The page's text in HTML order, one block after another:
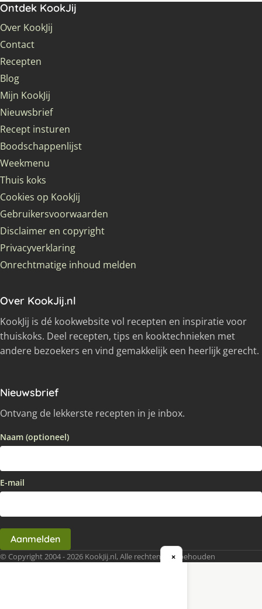
Ontdek KookJij
Over KookJij
Contact
Recepten
Blog
Mijn KookJij
Nieuwsbrief
Recept insturen
Boodschappenlijst
Weekmenu
Thuis koks
Cookies op KookJij
Gebruikersvoorwaarden
Disclaimer en copyright
Privacyverklaring
Onrechtmatige inhoud melden
Over KookJij.nl
KookJij is dé kookwebsite vol recepten en inspiratie voor
thuiskoks. Deel recepten, tips en kooktechnieken met
andere bezoekers en vind gemakkelijk een heerlijk gerecht.
Nieuwsbrief
Ontvang de lekkerste recepten in je inbox.
Naam (optioneel)
E-mail
Aanmelden
© Copyright 2004 - 2026 KookJij.nl, Alle rechten voorbehouden
×